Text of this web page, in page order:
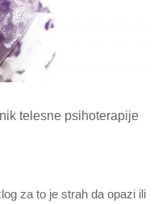
telesne psihoterapije
za to je strah da opazi ili